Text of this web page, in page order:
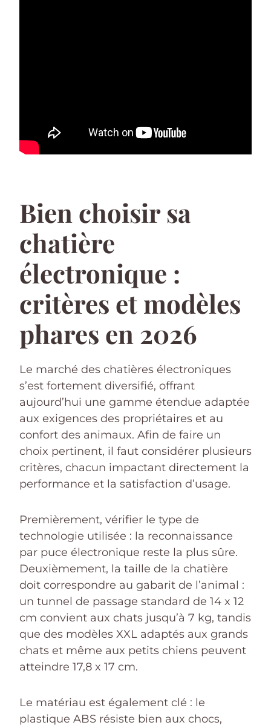
Bien choisir sa
chatière
électronique :
critères et modèles
phares en 2026
Le marché des chatières électroniques
s’est fortement diversifié, offrant
aujourd’hui une gamme étendue adaptée
aux exigences des propriétaires et au
confort des animaux. Afin de faire un
choix pertinent, il faut considérer plusieurs
critères, chacun impactant directement la
performance et la satisfaction d’usage.
Premièrement, vérifier le type de
technologie utilisée : la reconnaissance
par puce électronique reste la plus sûre.
Deuxièmement, la taille de la chatière
doit correspondre au gabarit de l’animal :
un tunnel de passage standard de 14 x 12
cm convient aux chats jusqu’à 7 kg, tandis
que des modèles XXL adaptés aux grands
chats et même aux petits chiens peuvent
atteindre 17,8 x 17 cm.
Le matériau est également clé : le
plastique ABS résiste bien aux chocs,